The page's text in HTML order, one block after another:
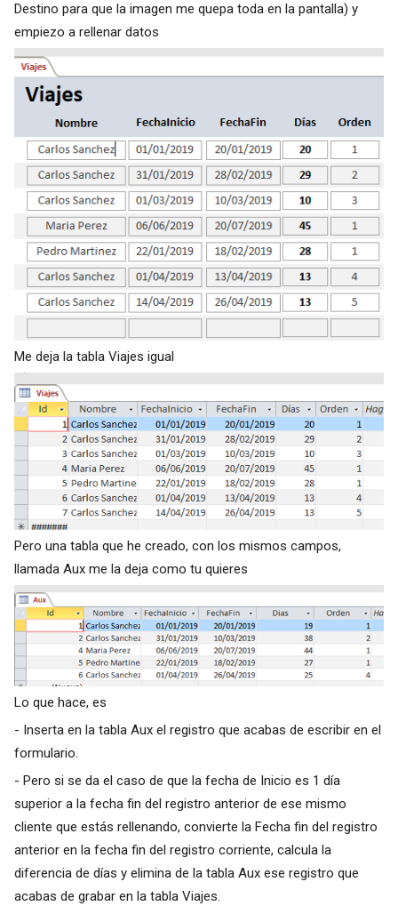
Destino para que la imagen me quepa toda en la pantalla) y
empiezo a rellenar datos
Me deja la tabla Viajes igual
Pero una tabla que he creado, con los mismos campos,
llamada Aux me la deja como tu quieres
Lo que hace, es
- Inserta en la tabla Aux el registro que acabas de escribir en el
formulario.
- Pero si se da el caso de que la fecha de Inicio es 1 día
superior a la fecha fin del registro anterior de ese mismo
cliente que estás rellenando, convierte la Fecha fin del registro
anterior en la fecha fin del registro corriente, calcula la
diferencia de días y elimina de la tabla Aux ese registro que
acabas de grabar en la tabla Viajes.